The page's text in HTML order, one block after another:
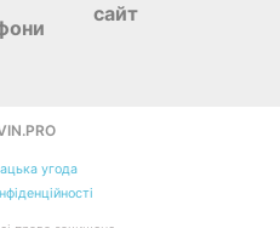
сайт
угода